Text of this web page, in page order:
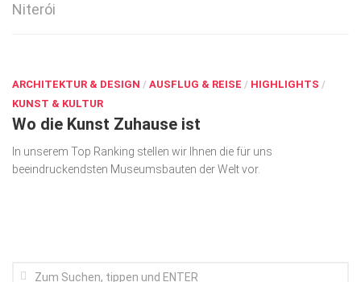
Mediadaten
gesund & schön
Lifestyle
Niterói
ARCHITEKTUR & DESIGN / AUSFLUG & REISE / HIGHLIGHTS /
KUNST & KULTUR
Wo die Kunst Zuhause ist
In unserem Top Ranking stellen wir Ihnen die für uns
beeindruckendsten Museumsbauten der Welt vor.